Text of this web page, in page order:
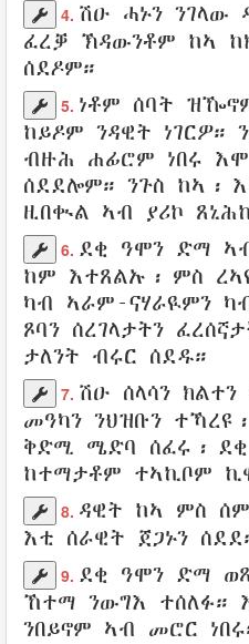
4. ሽዑ ሓኑን ንገላው
ፈረቓ ኽዳውንቶም ከኣ
ሰደዶም።
5. ነቶም ሰባት
ከይዶም ንዳዊት ነገርዎ።
ብዙሕ ሐፊሮም ነበሩ
ሰደደሎም። ንጉስ ከኣ፡
ዚበቊል ኣብ ያሪኮ
6. ደቂ ዓሞን ድማ
ከም እተጸልኡ ፡ ምስ
ካብ ኣራም-ናሃራዪምን
ጾባን ሰረገላታትን
ታለንት ብሩር ሰደዱ።
7. ሽዑ ሰላሳን ክልተን
መዓካን ንህዝቡን ተኻረዩ
ቅድሚ ሜድባ ሰፈሩ ፡ ደቂ
ከተማታቶም ተኣኪቦም
8. ዳዊት ከኣ ምስ
እቲ ሰራዊት ጀጋኑን ሰደደ
9. ደቂ ዓሞን ድማ
ኸተማ ንውግእ ተሰለፉ።
ንበይኖም ኣብ መሮር